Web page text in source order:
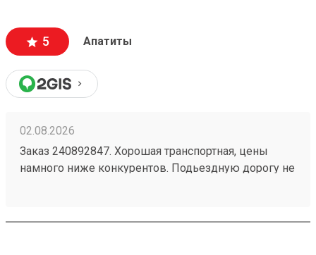
5 Апатиты
02.08.2026
Заказ 240892847. Хорошая транспортная, цены
намного ниже конкурентов. Подьездную дорогу не
подскажут как лучше упаковать. Заказы